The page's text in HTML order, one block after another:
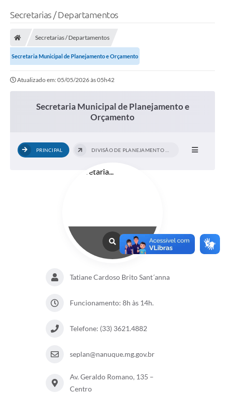
Secretarias / Departamentos
Secretarias / Departamentos
Secretaria Municipal de Planejamento e Orçamento
Atualizado em: 05/05/2026 às 05h42
Secretaria Municipal de Planejamento e
Orçamento
PRINCIPAL
Tatiane Cardoso Brito Sant´anna
Funcionamento: 8h às 14h.
Telefone: (33) 3621.4882
seplan@nanuque.mg.gov.br
Av. Geraldo Romano, 135 –
Centro